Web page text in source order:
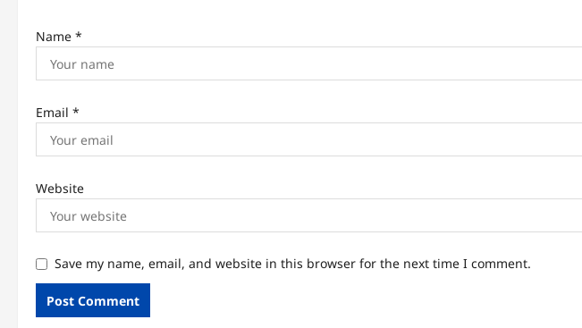
Name *
Email *
Website
Save my name, email, and website in this browser for the next time I comment.